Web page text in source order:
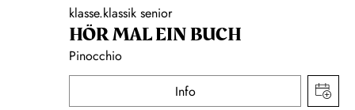
klasse.klassik senior
HÖR MAL EIN BUCH
Pinocchio
Info